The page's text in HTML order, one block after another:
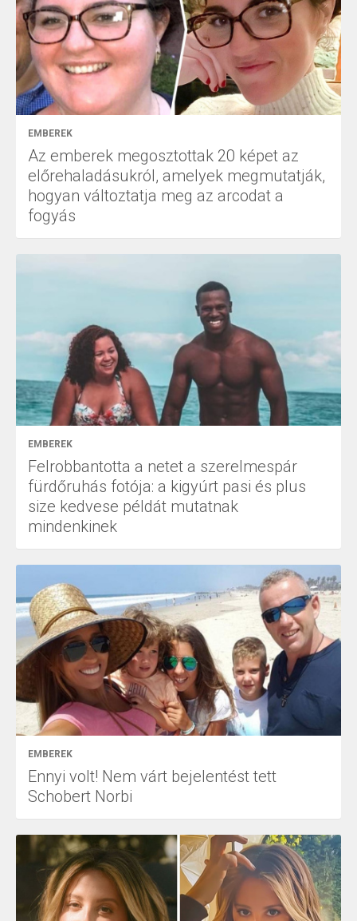
EMBEREK
Az emberek megosztottak 20 képet az
előrehaladásukról, amelyek megmutatják,
hogyan változtatja meg az arcodat a
fogyás
EMBEREK
Felrobbantotta a netet a szerelmespár
fürdőruhás fotója: a kigyúrt pasi és plus
size kedvese példát mutatnak
mindenkinek
EMBEREK
Ennyi volt! Nem várt bejelentést tett
Schobert Norbi